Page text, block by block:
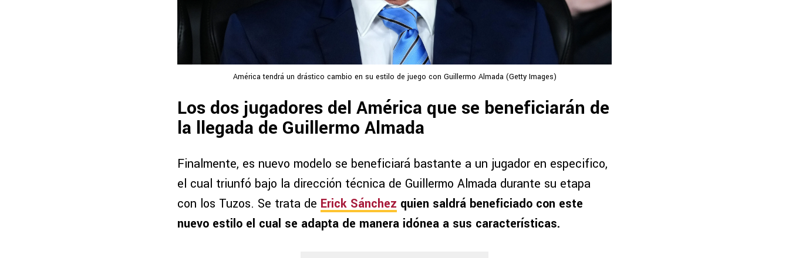
América tendrá un drástico cambio en su estilo de juego con Guillermo Almada (Getty Images)
Los dos jugadores del América que se beneficiarán de
la llegada de Guillermo Almada
Finalmente, es nuevo modelo se beneficiará bastante a un jugador en especifico,
el cual triunfó bajo la dirección técnica de Guillermo Almada durante su etapa
con los Tuzos. Se trata de Erick Sánchez quien saldrá beneficiado con este
nuevo estilo el cual se adapta de manera idónea a sus características.